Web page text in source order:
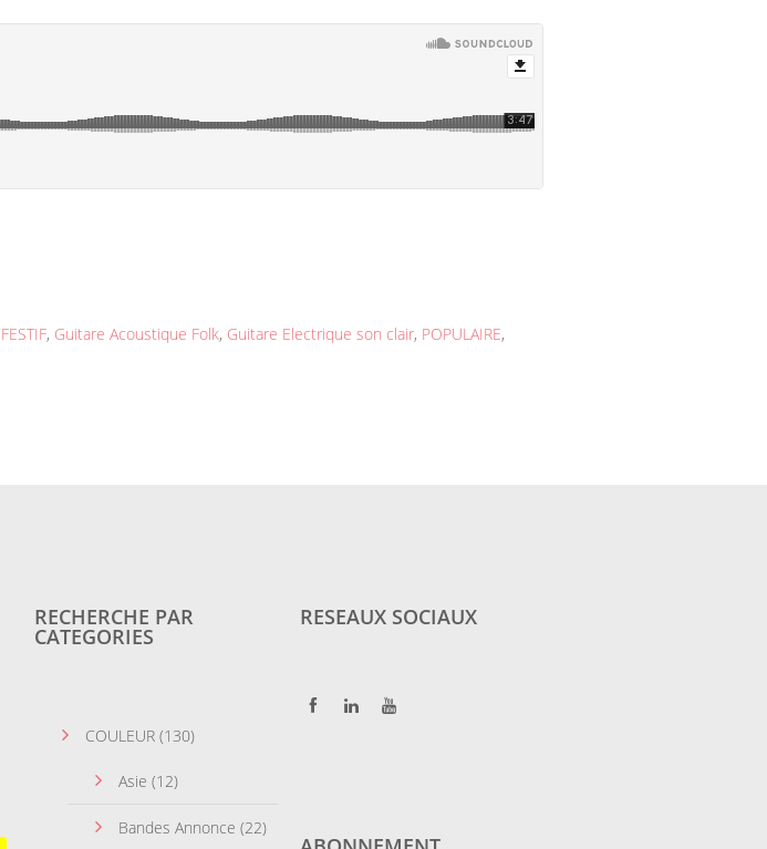
FESTIF, Guitare Acoustique Folk, Guitare Electrique son clair, POPULAIRE,
RECHERCHE PAR
CATEGORIES
COULEUR (130)
Asie (12)
Bandes Annonce (22)
RESEAUX SOCIAUX